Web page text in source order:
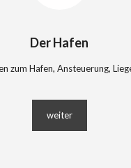
Der Hafen
zum Hafen, Ansteuerung,
weiter